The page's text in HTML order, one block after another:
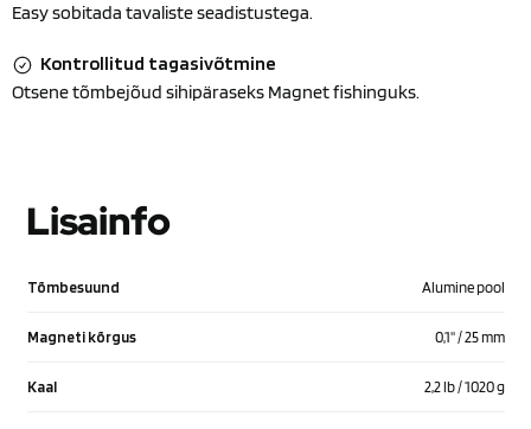
Easy sobitada tavaliste seadistustega.
Kontrollitud tagasivõtmine
Otsene tõmbejõud sihipäraseks Magnet fishinguks.
Lisainfo
Tõmbesuund Alumine pool
Magneti kõrgus 0,1'' / 25 mm
Kaal 2,2 lb / 1020 g